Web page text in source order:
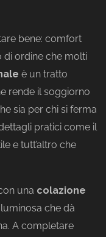
bene: comfort
di ordine che molti
è un tratto
rende il soggiorno
sia per chi si ferma
pratici come il
e tutt’altro che
una colazione
che dà
A completare